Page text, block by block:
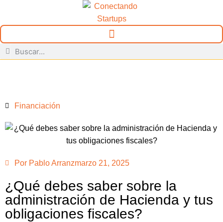
Financiación
Por Pablo Arranzmarzo 21, 2025
¿Qué debes saber sobre la
administración de Hacienda y tus
obligaciones fiscales?